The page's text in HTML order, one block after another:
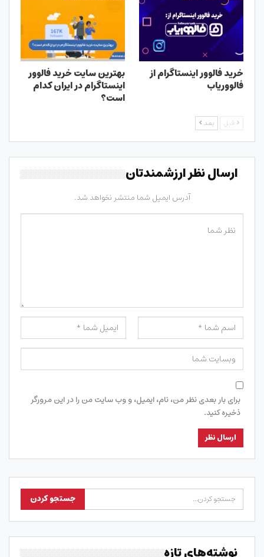
خرید فالوور اینستاگرام از
فالووریاب
بهترین سایت خرید فالوور
اینستاگرام در ایران کدام
است؟
قبل بعد
ارسال نظر ارزشمندتان
آدرس ایمیل شما منتشر نخواهد شد.
برای بار بعدی نظر من، نام، ایمیل، و وب سایت من را در این مرورگر
ذخیره کنید.